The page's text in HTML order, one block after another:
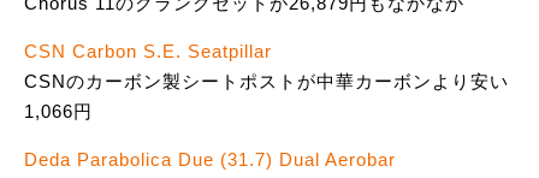
CSN Carbon S.E. Seatpillar
CSNのカーボン製シートポストが中華カーボンより安い
1,066円
Deda Parabolica Due (31.7) Dual Aerobar